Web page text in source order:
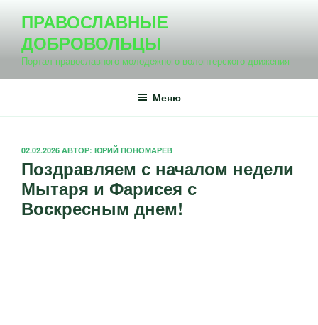
содержимому
ПРАВОСЛАВНЫЕ
ДОБРОВОЛЬЦЫ
Портал православного молодежного волонтерского движения
Меню
ОПУБЛИКОВАНО
02.02.2026 АВТОР: ЮРИЙ ПОНОМАРЕВ
Поздравляем с началом недели
Мытаря и Фарисея с
Воскресным днем!